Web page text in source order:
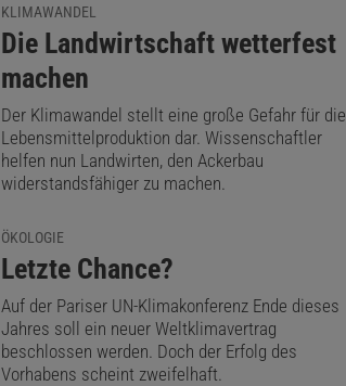
KLIMAWANDEL
:
Die Landwirtschaft wetterfest
machen
Der Klimawandel stellt eine große Gefahr für die
Lebensmittelproduktion dar. Wissenschaftler
helfen nun Landwirten, den Ackerbau
widerstandsfähiger zu machen.
ÖKOLOGIE
:
Letzte Chance?
Auf der Pariser UN-Klimakonferenz Ende dieses
Jahres soll ein neuer Weltklimavertrag
beschlossen werden. Doch der Erfolg des
Vorhabens scheint zweifelhaft.